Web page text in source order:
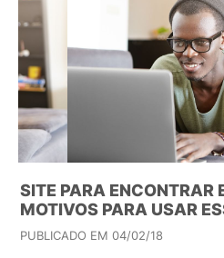
SITE PARA ENCONTRAR
MOTIVOS PARA USAR
PUBLICADO EM 04/02/18